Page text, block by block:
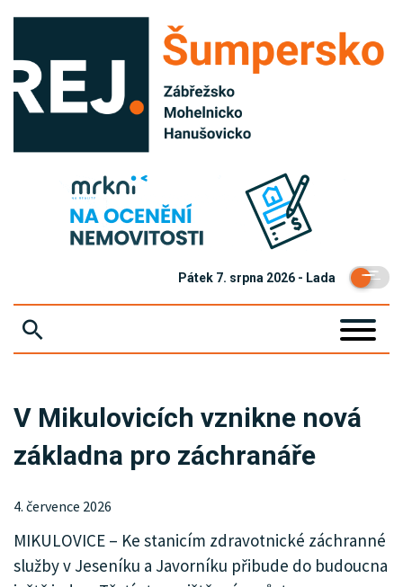
Pátek 7. srpna 2026 - Lada
KRIMI
SPORT
KULTURA
SPOLEČNOST
MHD
V Mikulovicích vznikne nová
základna pro záchranáře
4. července 2026
MIKULOVICE – Ke stanicím zdravotnické záchranné
služby v Jeseníku a Javorníku přibude do budoucna